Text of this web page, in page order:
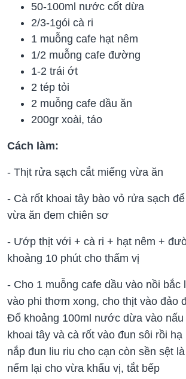
50-100ml nước cốt dừa
2/3-1gói cà ri
1 muỗng cafe hạt nêm
1/2 muỗng cafe đường
1-2 trái ớt
2 tép tỏi
2 muỗng cafe dầu ăn
200gr xoài, táo
Cách làm:
- Thịt rửa sạch cắt miếng vừa ăn
- Cà rốt khoai tây bào vỏ rửa sạch
vừa ăn đem chiên sơ
- Ướp thịt với + cà ri + hạt nêm +
khoảng 10 phút cho thấm vị
- Cho 1 muỗng cafe dầu vào nồi bắc
vào phi thơm xong, cho thịt vào đảo
Đổ khoảng 100ml nước dừa vào nấu
khoai tây và cà rốt vào đun sôi rồi
nắp đun liu riu cho cạn còn sền sệt
nếm lại cho vừa khẩu vị, tắt bếp